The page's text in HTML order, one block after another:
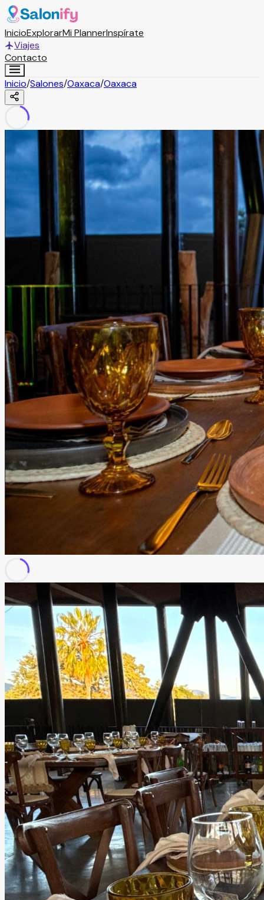
InicioExplorarMi PlannerInspírate
Viajes
Contacto
Inicio/Salones/Oaxaca/Oaxaca